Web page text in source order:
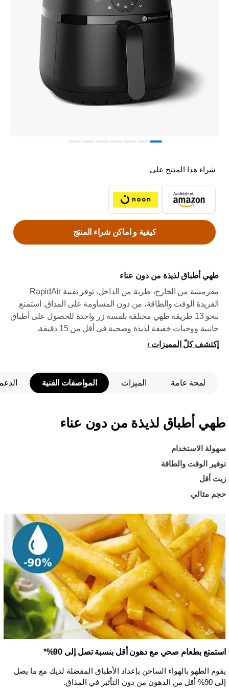
طهي أطباق لذيذة من دون عناء
مقرمشة من الخارج، طرية من الداخل. توفر تقنية RapidAir
الفريدة الوقت والطاقة، من دون المساومة على المذاق. استمتع
بنحو 13 طريقة طهي مختلفة بلمسة زر واحدة للحصول على أطباق
جانبية ووجبات خفيفة لذيذة وصحية في أقل من 15 دقيقة.
إكتشف كلّ المميزات
شراء هذا المنتج على
كيفية و اماكن شراء المنتج
لمحة عامة الميزات المواصفات الفنية
طهي أطباق لذيذة من دون عناء
سهولة الاستخدام
توفير الوقت والطاقة
زيت أقل
حجم مثالي
استمتع بطعام صحي مع دهون أقل بنسبة تصل إلى 90%*
يقوم الطهو بالهواء الساخن بإعداد الأطباق المفضلة لديك مع ما يصل
إلى 90% أقل من الدهون من دون التأثير في المذاق.